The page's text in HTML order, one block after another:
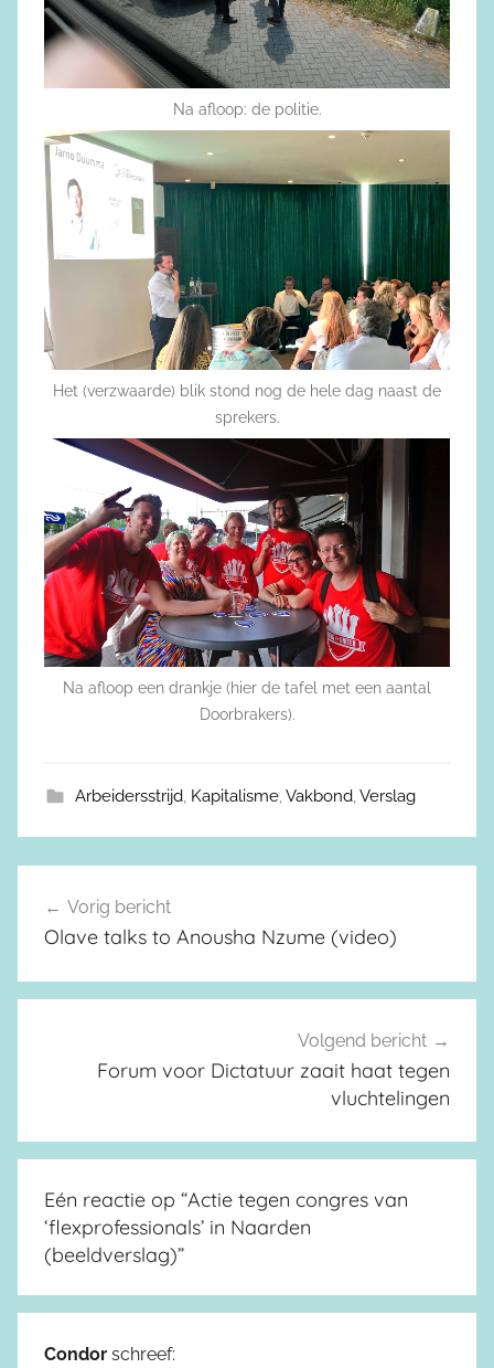
Na afloop: de politie.
Het (verzwaarde) blik stond nog de hele dag naast de
sprekers.
Na afloop een drankje (hier de tafel met een aantal
Doorbrakers).
Arbeidersstrijd, Kapitalisme,Vakbond,Verslag
Berichtnavigatie
Vorig bericht
Olave talks to Anousha Nzume (video)
Volgend bericht
Forum voor Dictatuur zaait haat tegen
vluchtelingen
Eén reactie op “Actie tegen congres van
‘flexprofessionals’ in Naarden
(beeldverslag)”
Condor schreef: